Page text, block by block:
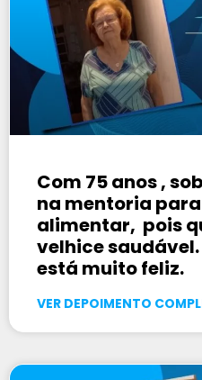
Com 75 anos ,
na mentoria
alimentar, pois
velhice
está muito feliz.
VER DEPOIMENTO